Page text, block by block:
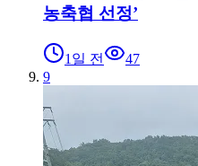
농축협 선정’
1일 전
47
9